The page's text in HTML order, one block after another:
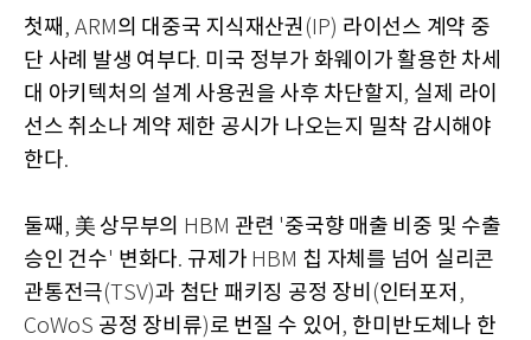
첫째 , ARM 의 대중국 지식재산권 (IP) 라이선스 계약 중
단 사례 발생 여부다. 미국 정부가 화웨이가 활용한 차세
대 아키텍처의 설계 사용권을 사후 차단할지 , 실제 라이
선스 취소나 계약 제한 공시가 나오는지 밀착 감시해야
한다.
둘째 , 美 상무부의 HBM 관련 '중국향 매출 비중 및 수출
승인 건수' 변화다. 규제가 HBM 칩 자체를 넘어 실리콘
관통전극(TSV)과 첨단 패키징 공정 장비 (인터포저 ,
CoWoS 공정 장비류)로 번질 수 있어 , 한미반도체나 한